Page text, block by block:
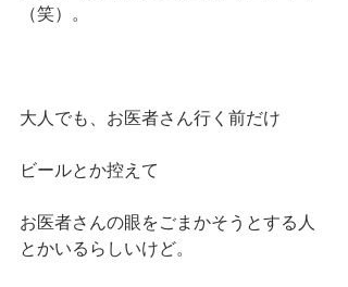
（笑）。
大人でも、お医者さん行く前だけ
ビールとか控えて
お医者さんの眼をごまかそうとする人
とかいるらしいけど。